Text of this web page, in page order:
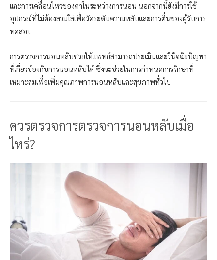
และการเคลื่อนไหวของตาในระหว่างการนอน นอกจากนี้ยังมีการใช้
อุปกรณ์ที่ไม่ต้องสวมใส่เพื่อวัดระดับความหลับและการตื่นของผู้รับการ
ทดสอบ
การตรวจการนอนหลับช่วยให้แพทย์สามารถประเมินและวินิจฉัยปัญหา
ที่เกี่ยวข้องกับการนอนหลับได้ ซึ่งจะช่วยในการกำหนดการรักษาที่
เหมาะสมเพื่อเพิ่มคุณภาพการนอนหลับและสุขภาพทั่วไป
ควรตรวจการตรวจการนอนหลับเมื่อ
ไหร่?